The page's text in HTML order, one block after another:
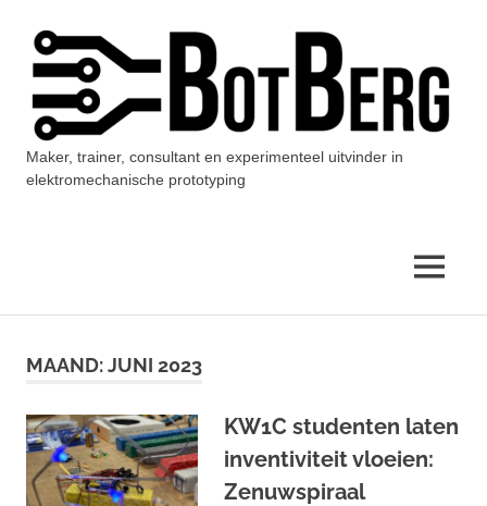
inhoud
BotBerg
Maker, trainer, consultant en experimenteel uitvinder in
elektromechanische prototyping
MENU
MAAND:JUNI 2023
KW1C studenten laten
inventiviteit vloeien:
Zenuwspiraal